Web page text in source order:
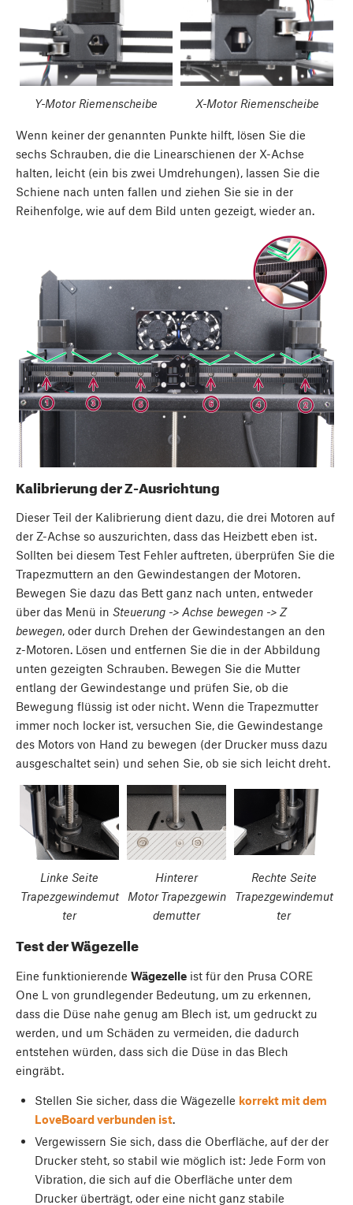
Y-Motor Riemenscheibe X-Motor Riemenscheibe
Wenn keiner der genannten Punkte hilft, lösen Sie die
sechs Schrauben, die die Linearschienen der X-Achse
halten, leicht (ein bis zwei Umdrehungen), lassen Sie die
Schiene nach unten fallen und ziehen Sie sie in der
Reihenfolge, wie auf dem Bild unten gezeigt, wieder an.
Kalibrierung der Z-Ausrichtung
Dieser Teil der Kalibrierung dient dazu, die drei Motoren auf
der Z-Achse so auszurichten, dass das Heizbett eben ist.
Sollten bei diesem Test Fehler auftreten, überprüfen Sie die
Trapezmuttern an den Gewindestangen der Motoren.
Bewegen Sie dazu das Bett ganz nach unten, entweder
über das Menü in Steuerung -> Achse bewegen -> Z
bewegen, oder durch Drehen der Gewindestangen an den
z-Motoren. Lösen und entfernen Sie die in der Abbildung
unten gezeigten Schrauben. Bewegen Sie die Mutter
entlang der Gewindestange und prüfen Sie, ob die
Bewegung flüssig ist oder nicht. Wenn die Trapezmutter
immer noch locker ist, versuchen Sie, die Gewindestange
des Motors von Hand zu bewegen (der Drucker muss dazu
ausgeschaltet sein) und sehen Sie, ob sie sich leicht dreht.
Linke Seite
Trapezgewindemut
ter
Hinterer
Motor Trapezgewin
demutter
Rechte Seite
Trapezgewindemut
ter
Test der Wägezelle
Eine funktionierende Wägezelle ist für den Prusa CORE
One L von grundlegender Bedeutung, um zu erkennen,
dass die Düse nahe genug am Blech ist, um gedruckt zu
werden, und um Schäden zu vermeiden, die dadurch
entstehen würden, dass sich die Düse in das Blech
eingräbt.
Stellen Sie sicher, dass die Wägezelle korrekt mit dem
LoveBoard verbunden ist.
Vergewissern Sie sich, dass die Oberfläche, auf der der
Drucker steht, so stabil wie möglich ist: Jede Form von
Vibration, die sich auf die Oberfläche unter dem
Drucker überträgt, oder eine nicht ganz stabile